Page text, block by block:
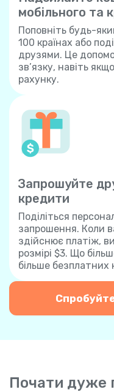
мобільного та
Поповніть будь-
100 країнах або
друзями. Це
зв’язку, навіть
рахунку.
Запрошуйте
кредити
Поділіться
запрошення. Коли
здійснює платіж,
розмірі $3. Що
більше безплатних
Почати дуже